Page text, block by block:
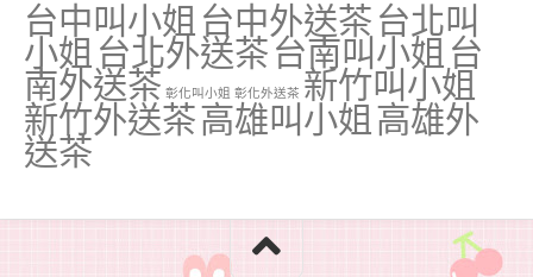
台中叫小姐 台中外送茶 台北叫
小姐 台北外送茶 台南叫小姐 台
南外送茶 彰化叫小姐 彰化外送茶 新竹叫小姐
新竹外送茶高雄叫小姐 高雄外
送茶